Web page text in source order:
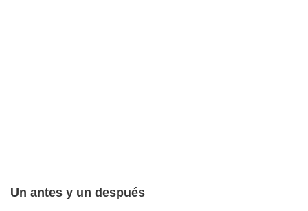
Un antes y un después